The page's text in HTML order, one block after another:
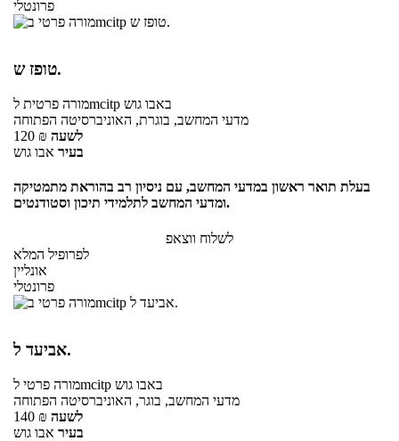
פרונטלי
טופז ש.
מורה פרטיתלmcitp באבו גוש
מדעי המחשב, בוגרת, האוניברסיטה הפתוחה
120 ₪ לשעה
בעיר אבו גוש
בעלת תואר ראשון במדעי המחשב, עם ניסיון רב בהוראת מתמטיקה
ומדעי המחשב לתלמידי תיכון וסטודנטים.
לשלוח ווצאפ
לפרופיל המלא
אונליין
פרונטלי
אביעד ל.
מורה פרטילmcitp באבו גוש
מדעי המחשב, בוגר, האוניברסיטה הפתוחה
140 ₪ לשעה
בעיר אבו גוש